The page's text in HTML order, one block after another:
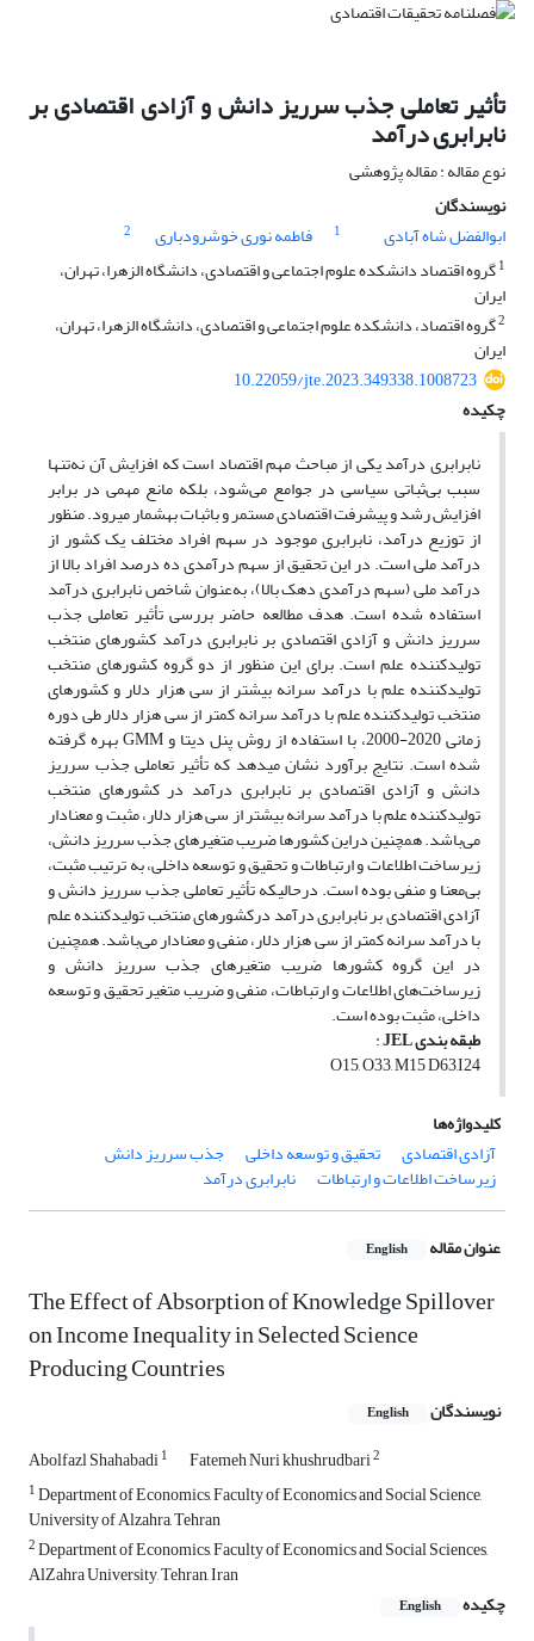
تأثیر تعاملی جذب سرریز دانش و آزادی اقتصادی بر
نابرابری درآمد
نوع مقاله : مقاله پژوهشی
نویسندگان
ابوالفضل شاه آبادی
1 فاطمه نوری خوشرودباری
2
1گروه اقتصاد دانشکده علوم اجتماعی و اقتصادی، دانشگاه الزهرا، تهران،
ایران
2گروه اقتصاد، دانشکده علوم اجتماعی و اقتصادی، دانشگاه الزهرا، تهران،
ایران
10.22059/jte.2023.349338.1008723
چکیده
نابرابری درآمد یکی از مباحث مهم اقتصاد است که افزایش آن نه‌تنها
سبب بی‌ثباتی سیاسی در جوامع می‌شود، بلکه مانع مهمی در برابر
افزایش رشد و پیشرفت اقتصادی مستمر و باثبات به‎شمار می‎رود. منظور
از توزیع درآمد، نابرابری موجود در سهم افراد مختلف یک کشور از
درآمد ملی است. در این تحقیق از سهم درآمدی ده درصد افراد بالا از
درآمد ملی (سهم درآمدی دهک بالا)، به‌عنوان شاخص نابرابری درآمد
استفاده شده‌ است. هدف مطالعه حاضر بررسی تأثیر تعاملی جذب
سرریز دانش و آزادی اقتصادی بر نابرابری درآمد کشورهای منتخب
تولیدکننده علم است. برای این منظور از دو گروه کشورهای منتخب
تولیدکننده علم با درآمد سرانه بیشتر از سی هزار دلار و کشورهای
منتخب تولیدکننده علم با درآمد سرانه کمتر از سی هزار دلار طی دوره
زمانی 2020-2000، با استفاده از روش پنل دیتا و GMM بهره گرفته
شده است. نتایج برآورد نشان می‎دهد که تأثیر تعاملی جذب سرریز
دانش و آزادی اقتصادی بر نابرابری درآمد در کشورهای منتخب
تولیدکننده علم با درآمد سرانه بیشتر از سی هزار دلار، مثبت و معنادار
می‌باشد. همچنین دراین کشورها ضریب متغیرهای جذب سرریز دانش،
زیرساخت‌ اطلاعات و ارتباطات و تحقیق و توسعه داخلی، به ترتیب مثبت،
بی‌معنا و منفی بوده است. درحالی‎که تأثیر تعاملی جذب سرریز دانش و
آزادی اقتصادی بر نابرابری درآمد درکشورهای منتخب تولیدکننده علم
با درآمد سرانه کمتر از سی هزار دلار، منفی و معنادار می‌باشد. همچنین
در این گروه کشورها ضریب متغیرهای جذب سرریز دانش و
زیرساخت‌های اطلاعات و ارتباطات، منفی و ضریب متغیر تحقیق و توسعه
داخلی، مثبت بوده است.
طبقهبندیJEL
:
O15, O33, M15 D63,I24
کلیدواژه‌ها
آزادی اقتصادی
تحقیق و توسعه داخلی جذب سرریز دانش
زیرساخت اطلاعات و ارتباطات نابرابری درآمد
عنوان مقاله English
The Effect of Absorption of Knowledge Spillover
on Income Inequality in Selected Science
Producing Countries
نویسندگان English
Abolfazl Shahabadi1 Fatemeh Nuri khushrudbari2
1Department of Economics, Faculty of Economics and Social Science,
University of Alzahra, Tehran
2Department of Economics, Faculty of Economics and Social Sciences,
AlZahra University, Tehran, Iran
چکیده
English